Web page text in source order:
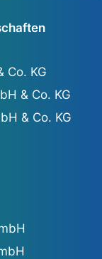
Co. KG
& Co. KG
& Co. KG